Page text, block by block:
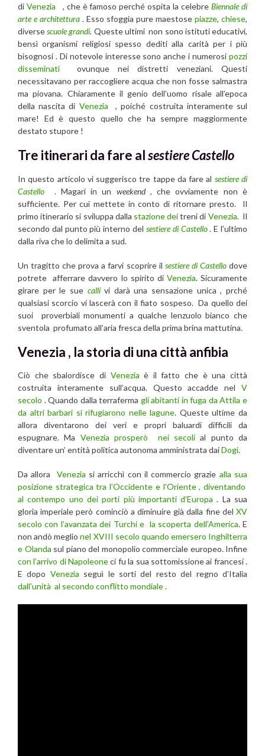
di Venezia , che è famoso perché ospita la celebre Biennale di
arte e architettura . Esso sfoggia pure maestose piazze, chiese,
diversescuole grandi. Queste ultimi non sono istituti educativi,
bensì organismi religiosi spesso dediti alla carità per i più
bisognosi . Di notevole interesse sono anche i numerosi pozzi
disseminati ovunque nei distretti veneziani. Questi
necessitavano per raccogliere acqua che non fosse salmastra
ma piovana. Chiaramente il genio dell’uomo risale all’epoca
della nascita di Venezia , poiché costruita interamente sul
mare! Ed è questo quello che ha sempre maggiormente
destato stupore !
Tre itinerari da fare alsestiere Castello
In questo articolo vi suggerisco tre tappe da fare al sestiere di
Castello . Magari in un weekend , che ovviamente non è
sufficiente. Per cui mettete in conto di ritornare presto. Il
primo itinerario si sviluppa dalla stazione deitreni di Venezia. Il
secondo dal punto più interno del sestiere di Castello. E l’ultimo
dalla riva che lo delimita a sud.
Un tragitto che prova a farvi scoprire il sestiere di Castellodove
potrete afferrare davvero lo spirito di Venezia. Sicuramente
girare per le sue callivi darà una sensazione unica , prché
qualsiasi scorcio vi lascerà con il fiato sospeso. Da quello dei
suoi proverbiali monumenti a qualche lenzuolo bianco che
sventola profumato all’aria fresca della prima brina mattutina.
Venezia , la storia di una città anfibia
Ciò che sbalordisce di Venezia è il fatto che è una città
costruita interamente sull’acqua. Questo accadde nel V
secolo . Quando dalla terraferma gli abitanti in fuga da Attila e
da altri barbari si rifugiarono nelle lagune. Queste ultime da
allora diventarono dei veri e propri baluardi difficili da
espugnare. Ma Venezia prosperò nei secoli al punto da
diventare un’ entità politica autonoma amministrata daiDogi.
Da allora Venezia si arricchì con il commercio grazie alla sua
posizione strategica tra l’Occidente e l’Oriente , diventando
al contempo uno dei porti più importanti d’Europa . La sua
gloria imperiale però cominciò a diminuire già dalla fine del XV
secolo con l’avanzata dei Turchi e la scoperta dell’America. E
non andò meglionel XVIII secolo quando emersero Inghilterra
e Olanda sul piano del monopolio commerciale europeo. Infine
con l’arrivo di Napoleoneci fu la sua sottomissione ai francesi .
E dopo Venezia seguì le sorti del resto del regno d’Italia
dall’unità al secondo conflitto mondiale.